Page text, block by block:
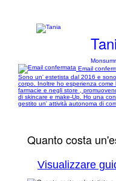
Email
Sono un' estetista dal 2016 e
corpo. Inoltre ho esperienza
farmacie e negli store ,
di skincare e make-Up. Ho una
gestito un' attività autonoma di
Quanto costa
Visualizzare